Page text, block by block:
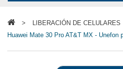
> LIBERACIÓN DE CELULARES
Huawei Mate 30 Pro AT&T MX - Unefon